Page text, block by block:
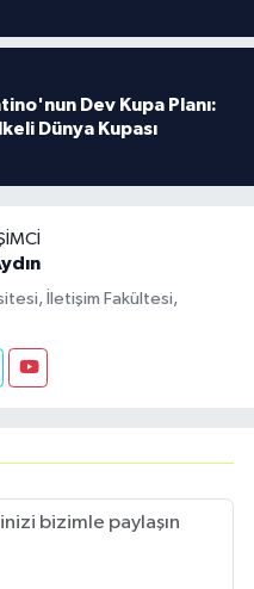
Dev Kupa Planı:
Dünya Kupası
İletişim Fakültesi,